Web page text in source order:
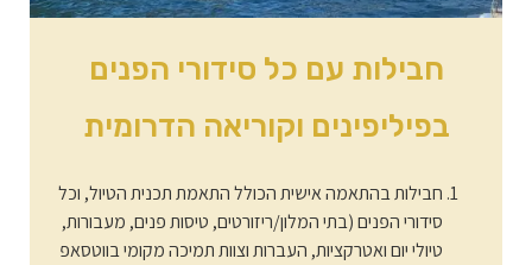
חבילות עם כל סידורי הפנים
בפיליפינים וקוריאה הדרומית
חבילות בהתאמה אישית הכולל התאמת תכנית הטיול, וכל
סידורי הפנים (בתי המלון/ריזורטים, טיסות פנים, מעבורות,
טיולי יום ואטרקציות, העברות וצוות תמיכה מקומי בווטסאפ